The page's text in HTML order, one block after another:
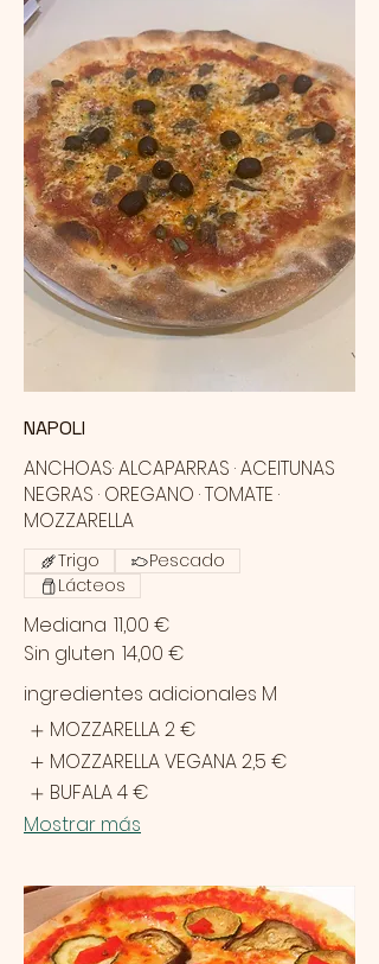
NAPOLI
ANCHOAS· ALCAPARRAS · ACEITUNAS
NEGRAS · OREGANO · TOMATE ·
MOZZARELLA
Mediana 11,00 €
Sin gluten 14,00 €
Trigo
Pescado
Lácteos
ingredientes adicionales M
MOZZARELLA2 €
MOZZARELLA VEGANA2,5 €
BUFALA4 €
Mostrar más